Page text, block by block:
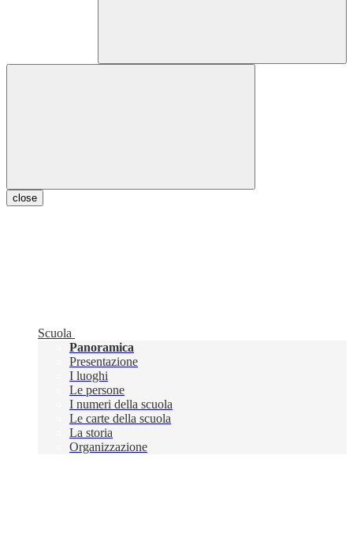
close
Scuola
Panoramica
Presentazione
I luoghi
Le persone
I numeri della scuola
Le carte della scuola
La storia
Organizzazione